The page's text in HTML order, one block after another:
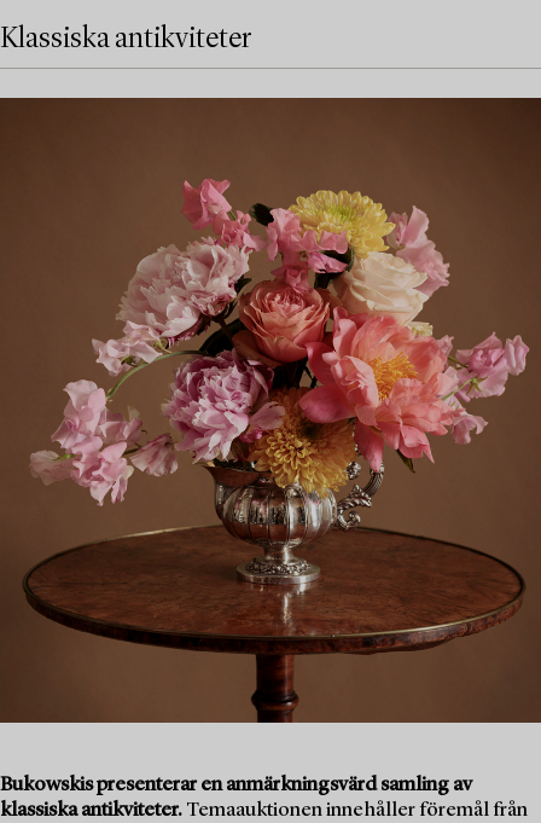
Klassiska antikviteter
Bukowskis presenterar en anmärkningsvärd samling av
klassiska antikviteter. Temaauktionen innehåller föremål från